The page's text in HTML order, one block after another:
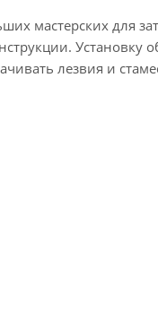
мастерских для
Установку
лезвия и